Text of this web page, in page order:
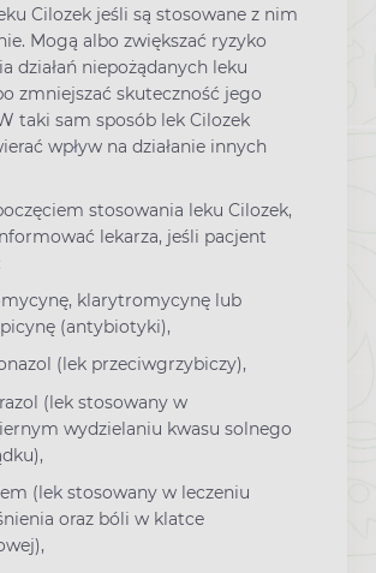
Cilozek jeśli są stosowane z nim
Mogą albo zwiększać ryzyko
działań niepożądanych leku
zmniejszać skuteczność jego
taki sam sposób lek Cilozek
wpływ na działanie innych
stosowania leku Cilozek,
lekarza, jeśli pacjent
klarytromycynę lub
(antybiotyki),
(lek przeciwgrzybiczy),
(lek stosowany w
wydzielaniu kwasu solnego
(lek stosowany w leczeniu
oraz bóli w klatce